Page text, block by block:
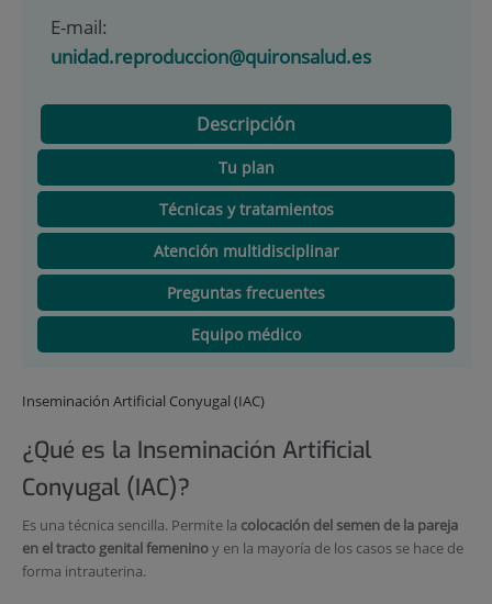
E-mail:
unidad.reproduccion@quironsalud.es
Descripción
Tu plan
Técnicas y tratamientos
Atención multidisciplinar
Preguntas frecuentes
Equipo médico
Inseminación Artificial Conyugal (IAC)
¿Qué es la Inseminación Artificial
Conyugal (IAC)?
Es una técnica sencilla. Permite la colocación del semen de la pareja
en el tracto genital femeninoy en la mayoría de los casos se hace de
forma intrauterina.